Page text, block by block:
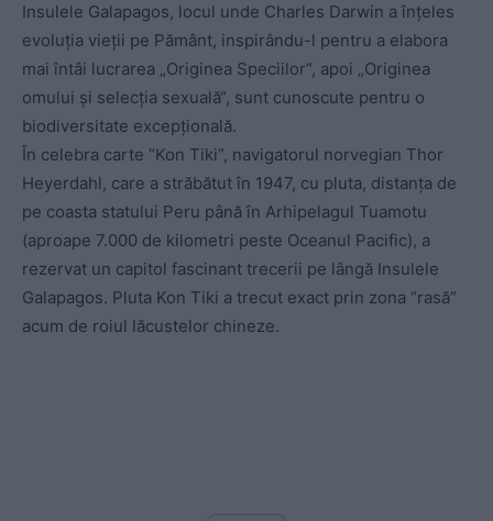
Insulele Galapagos, locul unde Charles Darwin a înțeles
evoluția vieții pe Pământ, inspirându-l pentru a elabora
mai întâi lucrarea „Originea Speciilor“, apoi „Originea
omului și selecția sexuală“, sunt cunoscute pentru o
biodiversitate excepțională.
În celebra carte “Kon Tiki”, navigatorul norvegian Thor
Heyerdahl, care a străbătut în 1947, cu pluta, distanța de
pe coasta statului Peru până în Arhipelagul Tuamotu
(aproape 7.000 de kilometri peste Oceanul Pacific), a
rezervat un capitol fascinant trecerii pe lângă Insulele
Galapagos. Pluta Kon Tiki a trecut exact prin zona “rasă”
acum de roiul lăcustelor chineze.